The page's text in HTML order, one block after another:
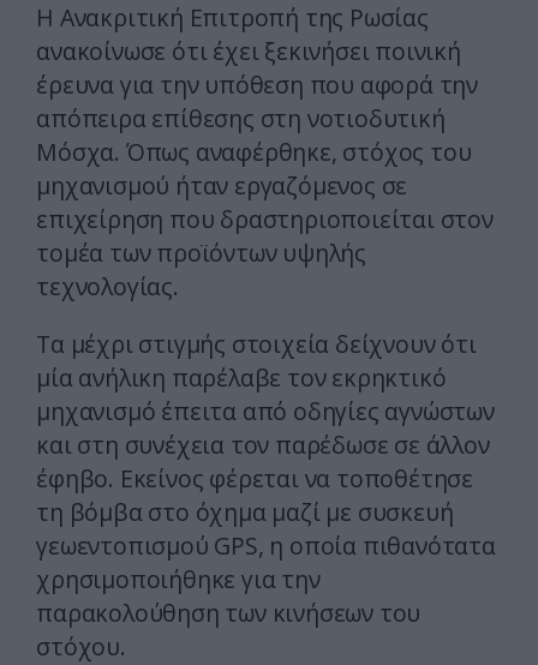
Η Ανακριτική Επιτροπή της Ρωσίας
ανακοίνωσε ότι έχει ξεκινήσει ποινική
έρευνα για την υπόθεση που αφορά την
απόπειρα επίθεσης στη νοτιοδυτική
Μόσχα. Όπως αναφέρθηκε, στόχος του
μηχανισμού ήταν εργαζόμενος σε
επιχείρηση που δραστηριοποιείται στον
τομέα των προϊόντων υψηλής
τεχνολογίας.
Τα μέχρι στιγμής στοιχεία δείχνουν ότι
μία ανήλικη παρέλαβε τον εκρηκτικό
μηχανισμό έπειτα από οδηγίες αγνώστων
και στη συνέχεια τον παρέδωσε σε άλλον
έφηβο. Εκείνος φέρεται να τοποθέτησε
τη βόμβα στο όχημα μαζί με συσκευή
γεωεντοπισμού GPS, η οποία πιθανότατα
χρησιμοποιήθηκε για την
παρακολούθηση των κινήσεων του
στόχου.